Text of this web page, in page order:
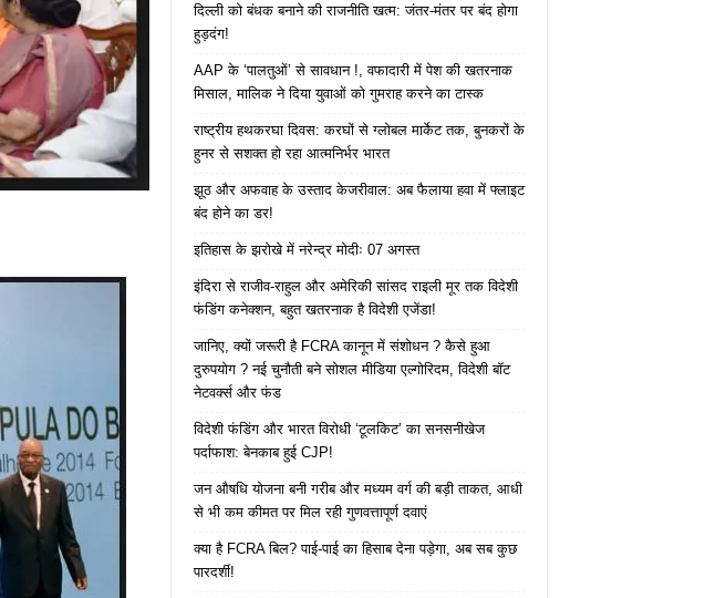
दिल्ली को बंधक बनाने की राजनीति खत्म: जंतर-मंतर पर बंद होगा
हुड़दंग!
AAP के ‘पालतुओं’ से सावधान !, वफादारी में पेश की खतरनाक
मिसाल, मालिक ने दिया युवाओं को गुमराह करने का टास्क
राष्ट्रीय हथकरघा दिवस: करघों से ग्लोबल मार्केट तक, बुनकरों के
हुनर से सशक्त हो रहा आत्मनिर्भर भारत
झूठ और अफवाह के उस्ताद केजरीवाल: अब फैलाया हवा में फ्लाइट
बंद होने का डर!
इतिहास के झरोखे में नरेन्द्र मोदीः 07 अगस्त
इंदिरा से राजीव-राहुल और अमेरिकी सांसद राइली मूर तक विदेशी
फंडिंग कनेक्शन, बहुत खतरनाक है विदेशी एजेंडा!
जानिए, क्यों जरूरी है FCRA कानून में संशोधन ? कैसे हुआ
दुरुपयोग ? नई चुनौती बने सोशल मीडिया एल्गोरिदम, विदेशी बॉट
नेटवर्क्स और फंड
विदेशी फंडिंग और भारत विरोधी ‘टूलकिट’ का सनसनीखेज
पर्दाफाश: बेनकाब हुई CJP!
जन औषधि योजना बनी गरीब और मध्यम वर्ग की बड़ी ताकत, आधी
से भी कम कीमत पर मिल रही गुणवत्तापूर्ण दवाएं
क्या है FCRA बिल? पाई-पाई का हिसाब देना पड़ेगा, अब सब कुछ
पारदर्शी!